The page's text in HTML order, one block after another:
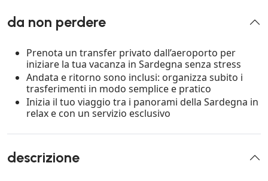
da non perdere
Prenota un transfer privato dall’aeroporto per
iniziare la tua vacanza in Sardegna senza stress
Andata e ritorno sono inclusi: organizza subito i
trasferimenti in modo semplice e pratico
Inizia il tuo viaggio tra i panorami della Sardegna in
relax e con un servizio esclusivo
descrizione